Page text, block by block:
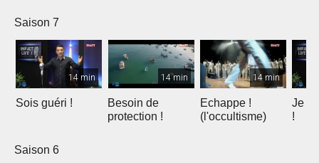
Saison 7
14 min
Sois guéri !
14 min
Besoin de
protection !
14 min
Echappe !
(l'occultisme)
Je
!
Saison 6